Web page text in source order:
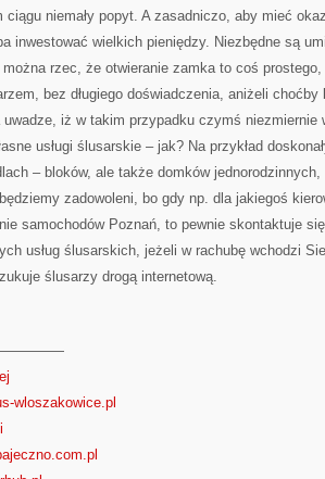
ciągu niemały popyt. A zasadniczo, aby mieć
inwestować wielkich pieniędzy. Niezbędne są
rzec, że otwieranie zamka to coś
bez długiego doświadczenia, aniżeli
uwadze, iż w takim przypadku czymś niezmiernie
usługi ślusarskie – jak? Na przykład
– bloków, ale także domków
zadowoleni, bo gdy np. dla jakiegoś
samochodów Poznań, to pewnie skontaktuje
usług ślusarskich, jeżeli w rachubę wchodzi
ślusarzy drogą internetową.
wloszakowice.pl